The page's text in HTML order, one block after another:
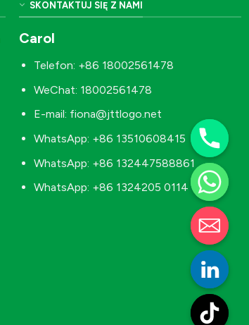
SKONTAKTUJ SIĘ Z NAMI
Carol
Telefon: +86 18002561478
WeChat: 18002561478
E-mail: fiona@jttlogo.net
WhatsApp: +86 13510608415
WhatsApp: +86 132447588861
WhatsApp: +86 1324205 0114